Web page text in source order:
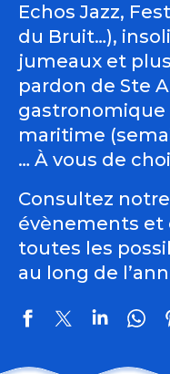
Echos Jazz,
du Bruit…),
jumeaux et
pardon de Ste
gastronomique
maritime
… À vous de
Consultez
évènements et
toutes les
au long de